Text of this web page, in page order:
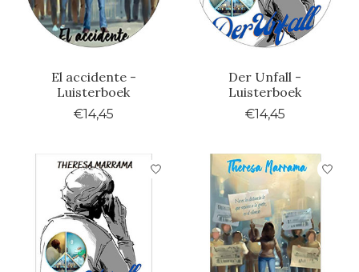
El accidente -
Luisterboek
€14,45
Der Unfall -
Luisterboek
€14,45